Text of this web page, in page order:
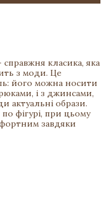
класика, яка
з моди. Це
його можна носити
і з джинсами,
актуальні образи.
фігурі, при цьому
завдяки